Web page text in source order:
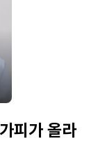
피가 올라